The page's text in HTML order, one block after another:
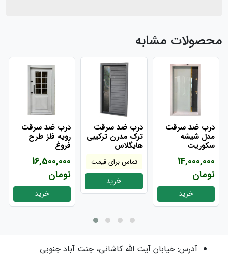
محصولات مشابه
درب ضد سرقت
رویه فلز طرح
فروغ
16,500,000
تومان
خرید
درب ضد سرقت
ترک مدرن ترکیبی
هایگلاس
تماس برای قیمت
خرید
درب ضد سرقت
مدل شیشه
سکوریت
14,000,000
تومان
خرید
آدرس: خیابان آیت الله کاشانی، جنت آباد جنوبی